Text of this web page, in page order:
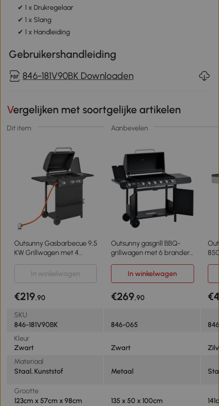
✔ 1 x Drukregelaar
✔ 1 x Slang
✔ 1 x Handleiding
Gebruikershandleiding
846-181V90BK Downloaden
Vergelijken met soortgelijke artikelen
Dit item Aanbevelen
Outsunny Gasbarbecue 9,5
KW Grillwagen met 4
57 x 98 cm Zwart
Outsunny gasgrill BBQ-
grillwagen met 6 branders
multifunctioneel metaal
zwart 135 x 50 x 100 cm
In winkelwagen In winkelwagen
€219,90 €269,90
SKU
846-181V90BK
846-065
Kleur
Zwart
Zwart
Materiaal
Staal, Kunststof
Metaal
Grootte
123cm x 57cm x 98cm
135 x 50 x 100cm